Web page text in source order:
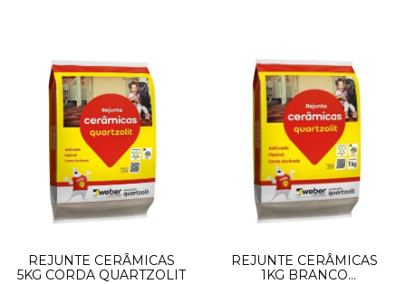
REJUNTE CERÂMICAS
5KG CORDA QUARTZOLIT
REJUNTE CERÂMICAS
1KG BRANCO